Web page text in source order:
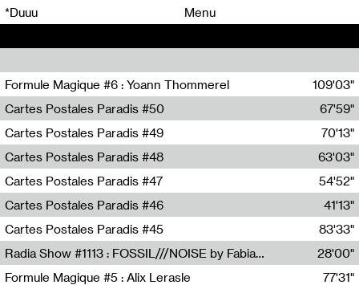
*Duuu Menu
Formule Magique #6 : Yoann Thommerel
Nathalie Lacroix,Yoann Thommerel
109'03"
Cartes Postales Paradis #50
Zoé Leroux
67'59"
Cartes Postales Paradis #49
Aurore Portales
70'13"
Cartes Postales Paradis #48
Mathias Dupaquier
63'03"
Cartes Postales Paradis #47
Raymond Engramer
54'52"
Cartes Postales Paradis #46
Sarah Banville
41'13"
Cartes Postales Paradis #45
Mateo Cuin
83'33"
Radia Show #1113 : FOSSIL///NOISE by Fabiana Gibim / Wave Farm
Wave Farm
28'00"
Formule Magique #5 : Alix Lerasle
77'31"
00 00
00 00